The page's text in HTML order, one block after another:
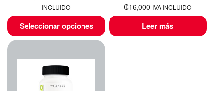
INCLUIDO
Seleccionar opciones
₡16,000 IVA INCLUIDO
Leer más